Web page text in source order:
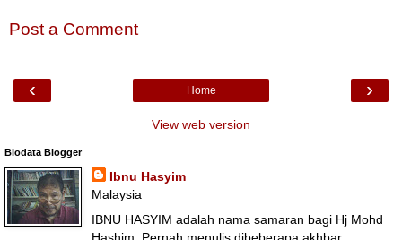
Post a Comment
‹ ›
Home
View web version
Biodata Blogger
Ibnu Hasyim
Malaysia
IBNU HASYIM adalah nama samaran bagi Hj Mohd
Hashim. Pernah menulis dibeberapa akhbar